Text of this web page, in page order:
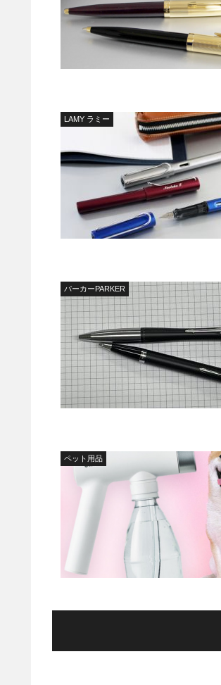
LAMY ラミー
パーカーPARKER
ペット用品